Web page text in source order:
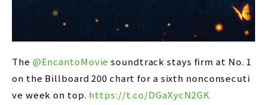
The @EncantoMovie soundtrack stays firm at No. 1
on the Billboard 200 chart for a sixth nonconsecuti
ve week on top. https://t.co/DGaXycN2GK